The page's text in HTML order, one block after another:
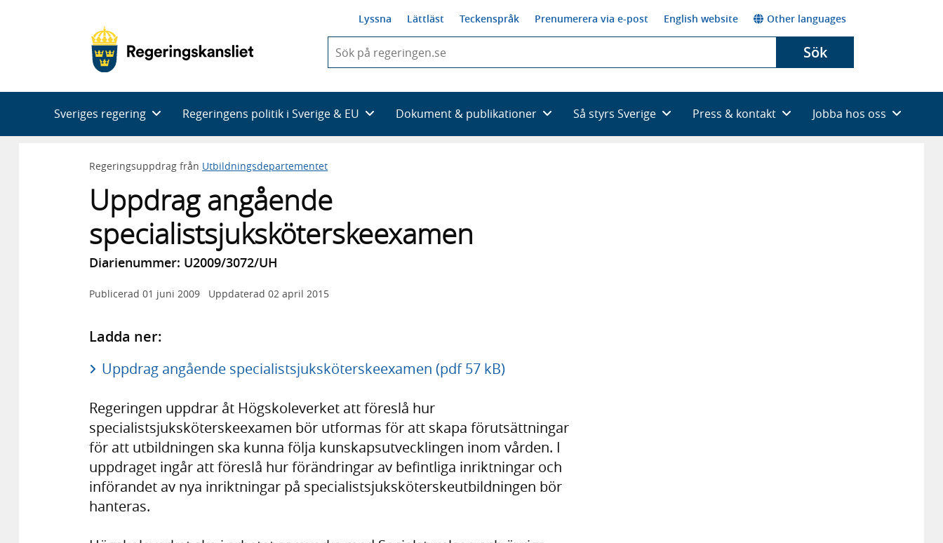
Lyssna Lättläst Teckenspråk Prenumerera via e-post English website Other languages
du
skriva
framträder
en
med
Sök
Sveriges regering Regeringens politik i Sverige & EU Dokument & publikationer Så styrs Sverige Press & kontakt Jobba hos oss
Regeringsuppdrag från Utbildningsdepartementet
Uppdrag angående
specialistsjuksköterskeexamen
Diarienummer: U2009/3072/UH
Publicerad 01 juni 2009 Uppdaterad 02 april 2015
Ladda ner:
Uppdrag angående specialistsjuksköterskeexamen (pdf 57 kB)
Regeringen uppdrar åt Högskoleverket att föreslå hur
specialistsjuksköterskeexamen bör utformas för att skapa förutsättningar
för att utbildningen ska kunna följa kunskapsutvecklingen inom vården. I
uppdraget ingår att föreslå hur förändringar av befintliga inriktningar och
införandet av nya inriktningar på specialistsjuksköterskeutbildningen bör
hanteras.